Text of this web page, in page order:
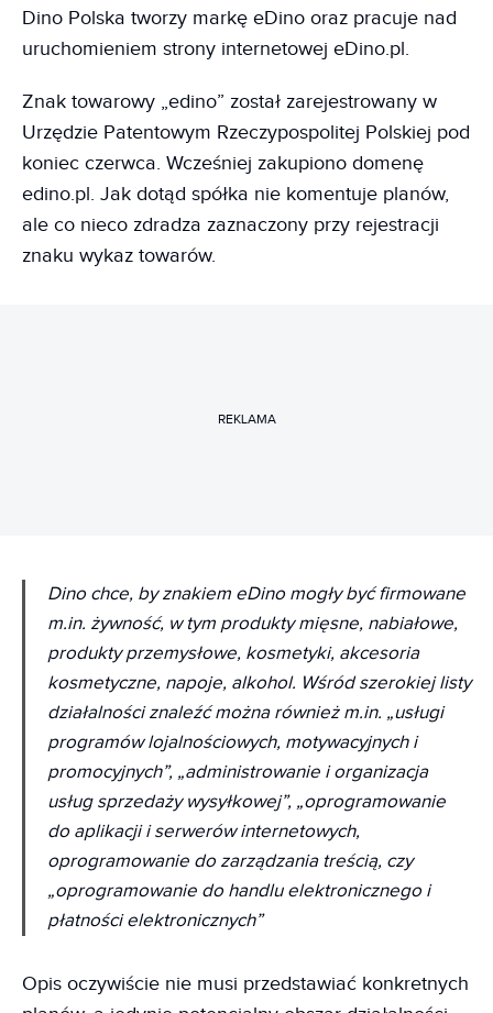
Dino Polska tworzy markę eDino oraz pracuje nad
uruchomieniem strony internetowej eDino.pl.
Znak towarowy „edino” został zarejestrowany w
Urzędzie Patentowym Rzeczypospolitej Polskiej pod
koniec czerwca. Wcześniej zakupiono domenę
edino.pl. Jak dotąd spółka nie komentuje planów,
ale co nieco zdradza zaznaczony przy rejestracji
znaku wykaz towarów.
REKLAMA
Dino chce, by znakiem eDino mogły być firmowane
m.in. żywność, w tym produkty mięsne, nabiałowe,
produkty przemysłowe, kosmetyki, akcesoria
kosmetyczne, napoje, alkohol. Wśród szerokiej listy
działalności znaleźć można również m.in. „usługi
programów lojalnościowych, motywacyjnych i
promocyjnych”, „administrowanie i organizacja
usług sprzedaży wysyłkowej”, „oprogramowanie
do aplikacji i serwerów internetowych,
oprogramowanie do zarządzania treścią, czy
„oprogramowanie do handlu elektronicznego i
płatności elektronicznych”
Opis oczywiście nie musi przedstawiać konkretnych